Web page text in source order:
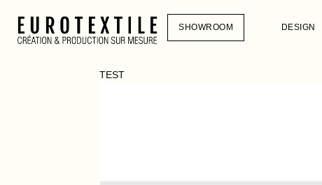
SHOWROOM DESIGN
TEST